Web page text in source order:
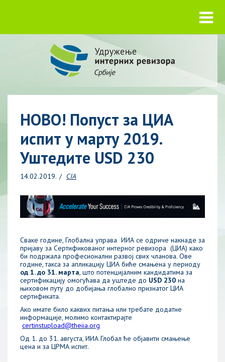
НОВО! Попуст за ЦИА
испит у марту 2019.
Уштедите USD 230
14.02.2019. CIA
Сваке године, Глобалнa управа ИИА се одриче накнаде за
пријаву за Сертификованог интерног ревизора (ЦИА) како
би подржала професионални развој свих чланова. Ове
године, такса за апликацију ЦИА биће смањена у периоду
од 1. до 31. марта, што потенцијалним кандидатима за
сертификацију омогућава да уштеде до USD 230 на
њиховом путу до добијања глобално признатог ЦИА
сертификата.
Ако имате било каквих питања или требате додатне
информације, молимо контактирајте
certinstupload@theiia.org
Од 1. до 31. августа, ИИА Глобал ће објавити смањење
цена и за ЦРМА испит.